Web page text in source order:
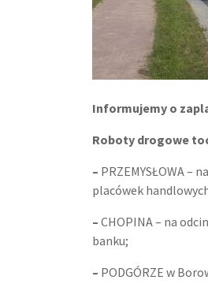
Informujemy o
Roboty drogowe
– PRZEMYSŁOWA –
placówek
– CHOPINA – na
banku;
– PODGÓRZE w